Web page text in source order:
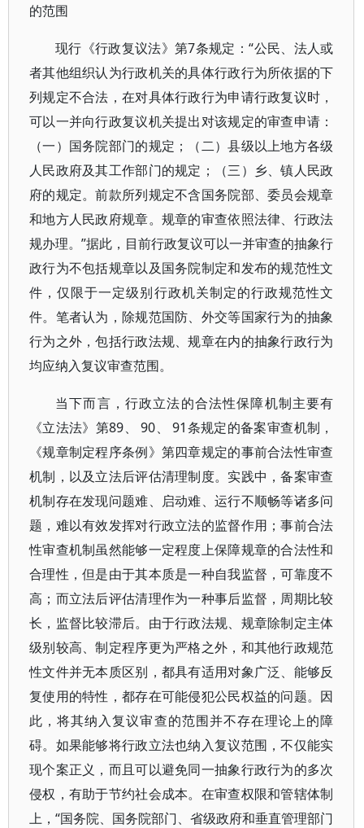
的范围
现行《行政复议法》第7条规定：“公民、法人或
者其他组织认为行政机关的具体行政行为所依据的下
列规定不合法，在对具体行政行为申请行政复议时，
可以一并向行政复议机关提出对该规定的审查申请：
（一）国务院部门的规定；（二）县级以上地方各级
人民政府及其工作部门的规定；（三）乡、镇人民政
府的规定。前款所列规定不含国务院部、委员会规章
和地方人民政府规章。规章的审查依照法律、行政法
规办理。”据此，目前行政复议可以一并审查的抽象行
政行为不包括规章以及国务院制定和发布的规范性文
件，仅限于一定级别行政机关制定的行政规范性文
件。笔者认为，除规范国防、外交等国家行为的抽象
行为之外，包括行政法规、规章在内的抽象行政行为
均应纳入复议审查范围。
当下而言，行政立法的合法性保障机制主要有
《立法法》第89、 90、 91条规定的备案审查机制，
《规章制定程序条例》第四章规定的事前合法性审查
机制，以及立法后评估清理制度。实践中，备案审查
机制存在发现问题难、启动难、运行不顺畅等诸多问
题，难以有效发挥对行政立法的监督作用；事前合法
性审查机制虽然能够一定程度上保障规章的合法性和
合理性，但是由于其本质是一种自我监督，可靠度不
高；而立法后评估清理作为一种事后监督，周期比较
长，监督比较滞后。由于行政法规、规章除制定主体
级别较高、制定程序更为严格之外，和其他行政规范
性文件并无本质区别，都具有适用对象广泛、能够反
复使用的特性，都存在可能侵犯公民权益的问题。因
此，将其纳入复议审查的范围并不存在理论上的障
碍。如果能够将行政立法也纳入复议范围，不仅能实
现个案正义，而且可以避免同一抽象行政行为的多次
侵权，有助于节约社会成本。在审查权限和管辖体制
上，“国务院、国务院部门、省级政府和垂直管理部门